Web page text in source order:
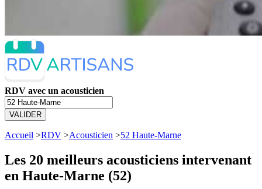
RDV avec un acousticien
VALIDER
Accueil >RDV >Acousticien >52 Haute-Marne
Les 20 meilleurs acousticiens intervenant
en Haute-Marne (52)